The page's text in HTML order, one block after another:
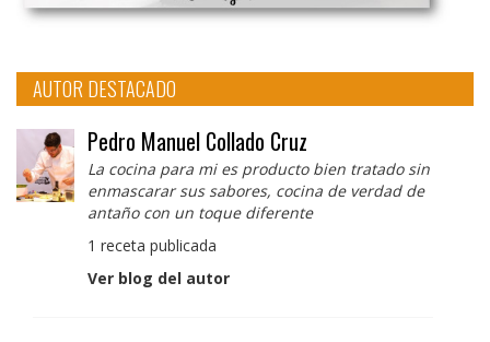
AUTOR DESTACADO
Pedro Manuel Collado Cruz
La cocina para mi es producto bien tratado sin
enmascarar sus sabores, cocina de verdad de
antaño con un toque diferente
1 receta publicada
Ver blog del autor